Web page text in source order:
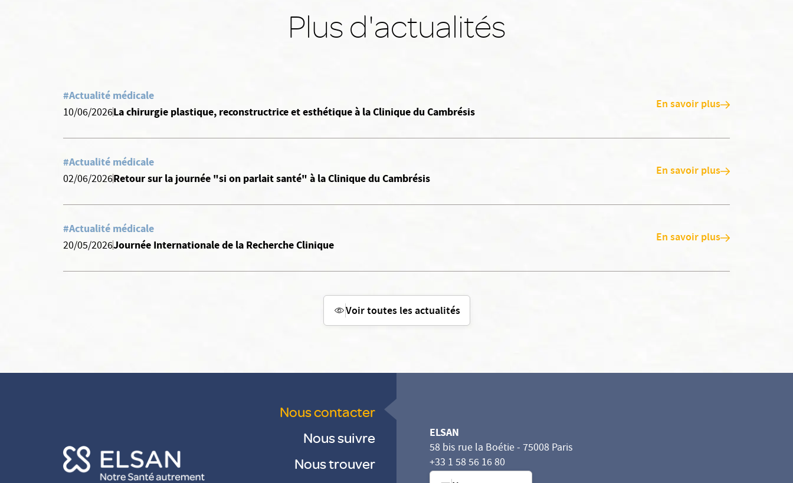
Plus d'actualités
#Actualité médicale
10/06/2026La chirurgie plastique, reconstructrice et esthétique à la Clinique du Cambrésis En savoir plus
#Actualité médicale
02/06/2026Retour sur la journée "si on parlait santé" à la Clinique du Cambrésis En savoir plus
#Actualité médicale
20/05/2026Journée Internationale de la Recherche Clinique En savoir plus
Voir toutes les actualités
Nous contacter
Nous suivre
Nous trouver
ELSAN
58 bis rue la Boétie - 75008 Paris
+33 1 58 56 16 80